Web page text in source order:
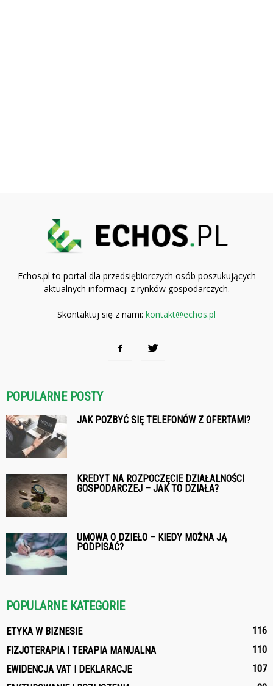
Echos.pl to portal dla przedsiębiorczych osób poszukujących
aktualnych informacji z rynków gospodarczych.
Skontaktuj się z nami: kontakt@echos.pl
POPULARNE POSTY
JAK POZBYĆ SIĘ TELEFONÓW Z OFERTAMI?
KREDYT NA ROZPOCZĘCIE DZIAŁALNOŚCI
GOSPODARCZEJ – JAK TO DZIAŁA?
UMOWA O DZIEŁO – KIEDY MOŻNA JĄ
PODPISAĆ?
POPULARNE KATEGORIE
ETYKA W BIZNESIE
116
FIZJOTERAPIA I TERAPIA MANUALNA
110
EWIDENCJA VAT I DEKLARACJE
107